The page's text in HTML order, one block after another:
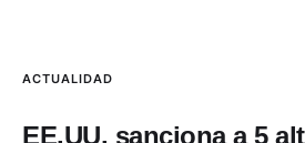
ACTUALIDAD
EE.UU. sanciona a 5